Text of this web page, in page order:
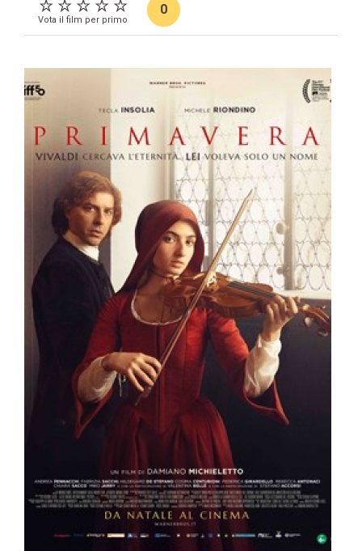
Vota il film per primo
0